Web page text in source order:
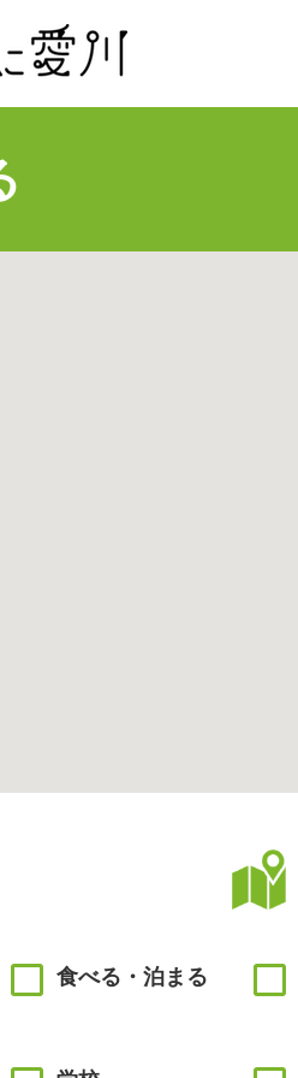
食べる・泊まる